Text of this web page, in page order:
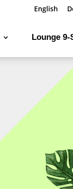
English
Lounge